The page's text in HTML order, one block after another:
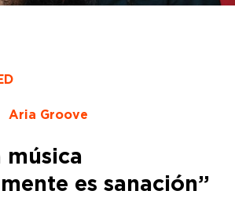
Aria Groove
música
es sanación”